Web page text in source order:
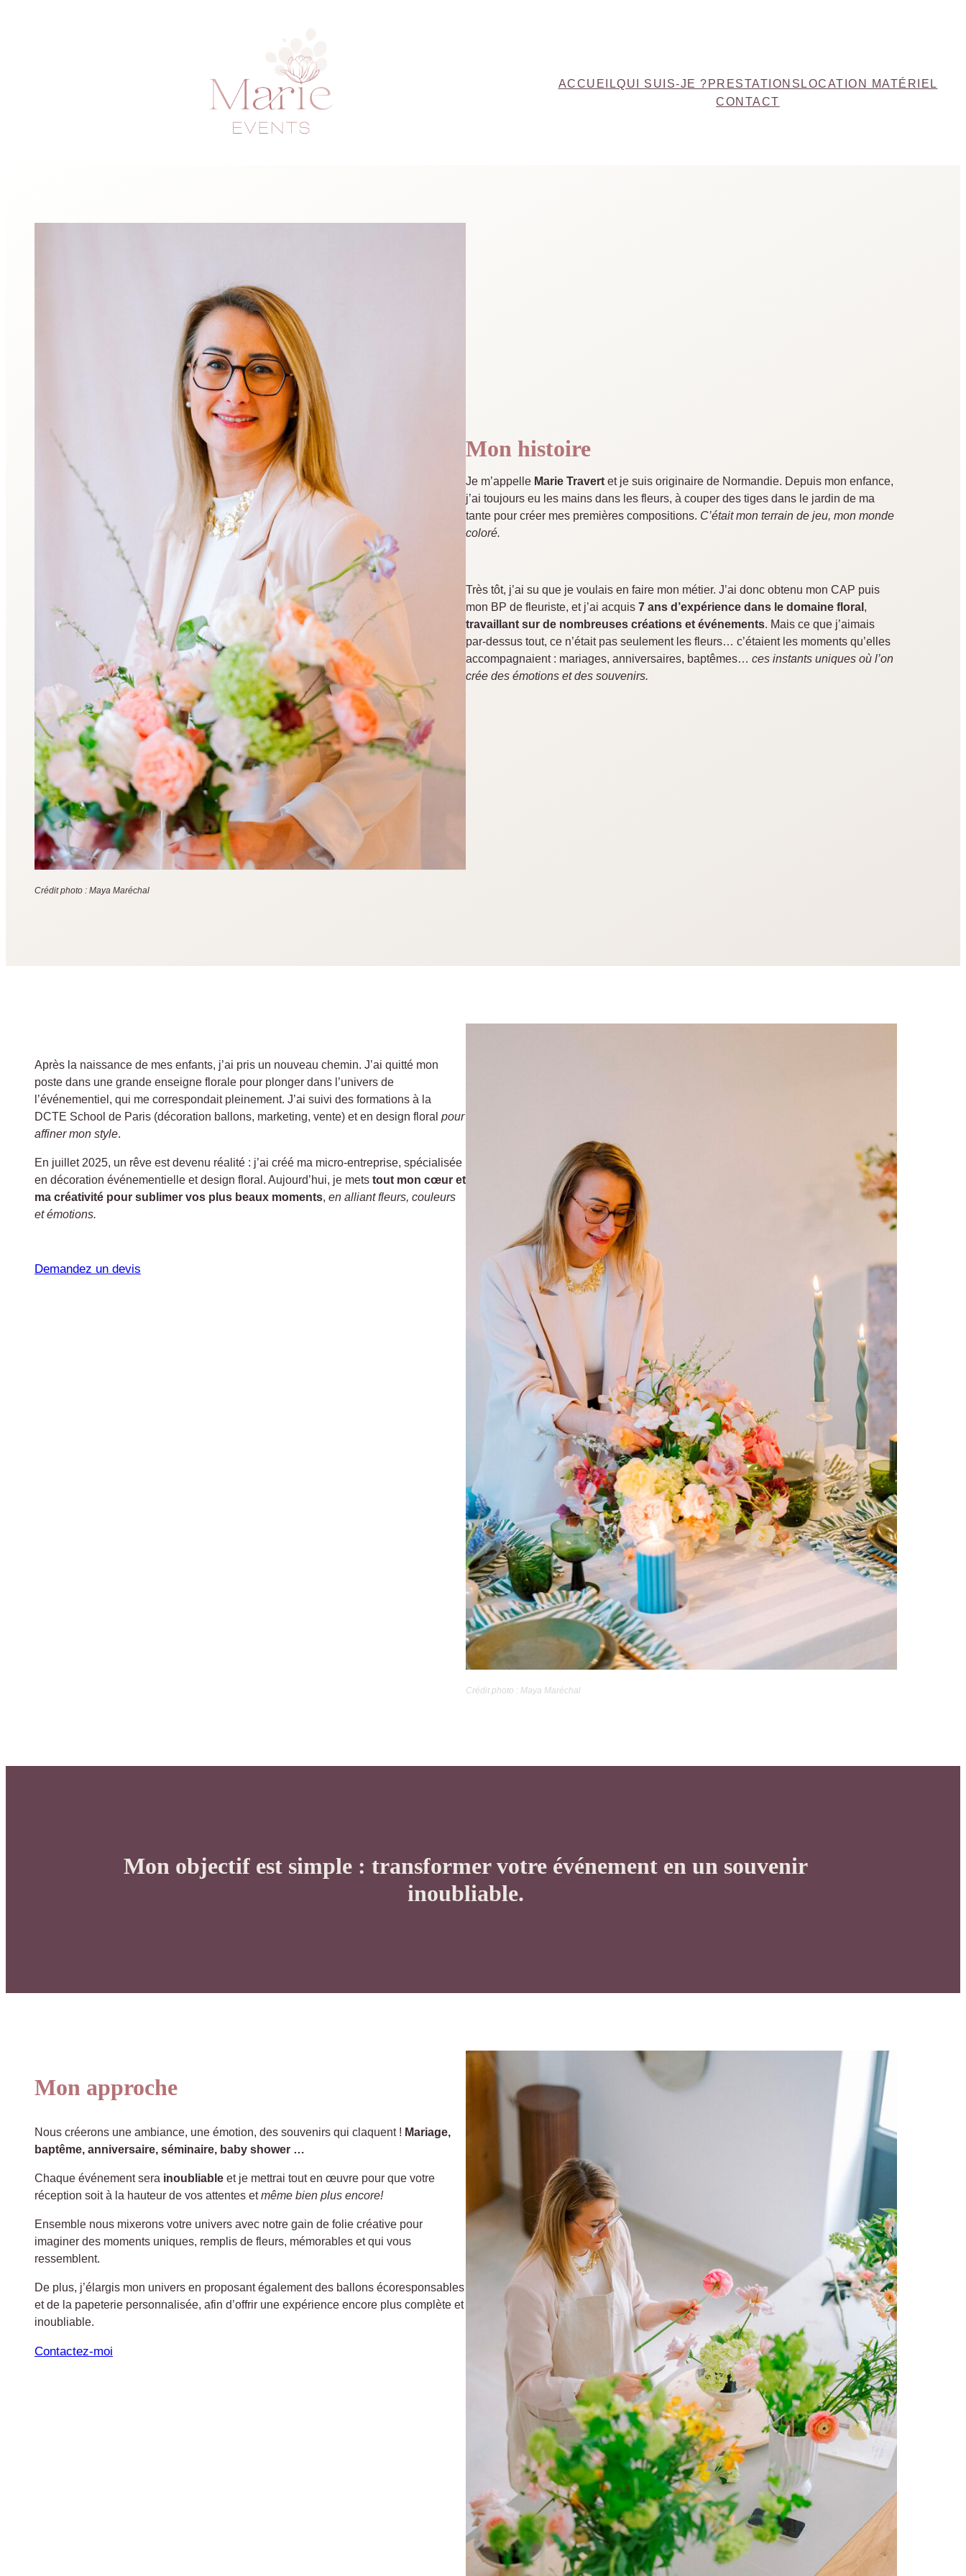
ACCUEILQUI SUIS-JE ? PRESTATIONS LOCATION MATÉRIEL
CONTACT
Crédit photo : Maya Maréchal
Mon histoire
Je m’appelle Marie Travert et je suis originaire de Normandie. Depuis mon enfance,
j’ai toujours eu les mains dans les fleurs, à couper des tiges dans le jardin de ma
tante pour créer mes premières compositions. C’était mon terrain de jeu, mon monde
coloré.
Très tôt, j’ai su que je voulais en faire mon métier. J’ai donc obtenu mon CAP puis
mon BP de fleuriste, et j’ai acquis 7 ans d’expérience dans le domaine floral ,
travaillant sur de nombreuses créations et événements. Mais ce que j’aimais
par-dessus tout, ce n’était pas seulement les fleurs… c’étaient les moments qu’elles
accompagnaient : mariages, anniversaires, baptêmes… ces instants uniques où l’on
crée des émotions et des souvenirs.
Après la naissance de mes enfants, j’ai pris un nouveau chemin. J’ai quitté mon
poste dans une grande enseigne florale pour plonger dans l’univers de
l’événementiel, qui me correspondait pleinement. J’ai suivi des formations à la
DCTE School de Paris (décoration ballons, marketing, vente) et en design floral pour
affiner mon style.
En juillet 2025, un rêve est devenu réalité : j’ai créé ma micro-entreprise, spécialisée
en décoration événementielle et design floral. Aujourd’hui, je mets tout mon cœur et
ma créativité pour sublimer vos plus beaux moments, en alliant fleurs, couleurs
et émotions.
Demandez un devis
Crédit photo : Maya Maréchal
Mon objectif est simple : transformer votre événement en un souvenir
inoubliable.
Mon approche
Nous créerons une ambiance, une émotion, des souvenirs qui claquent ! Mariage,
baptême, anniversaire, séminaire, baby shower …
Chaque événement sera inoubliable et je mettrai tout en œuvre pour que votre
réception soit à la hauteur de vos attentes etmême bien plus encore!
Ensemble nous mixerons votre univers avec notre gain de folie créative pour
imaginer des moments uniques, remplis de fleurs, mémorables et qui vous
ressemblent.
De plus, j’élargis mon univers en proposant également des ballons écoresponsables
et de la papeterie personnalisée, afin d’offrir une expérience encore plus complète et
inoubliable.
Contactez-moi